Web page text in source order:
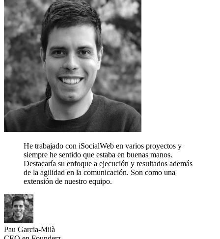
He trabajado con iSocialWeb en varios proyectos y
siempre he sentido que estaba en buenas manos.
Destacaría su enfoque a ejecución y resultados además
de la agilidad en la comunicación. Son como una
extensión de nuestro equipo.
Pau Garcia-Milà